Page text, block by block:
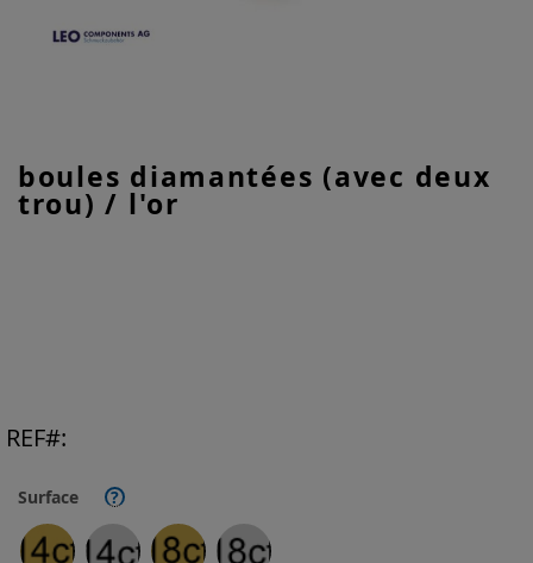
boules diamantées (avec deux
trou) / l'or
Surface ?
REF
to
the
beginning